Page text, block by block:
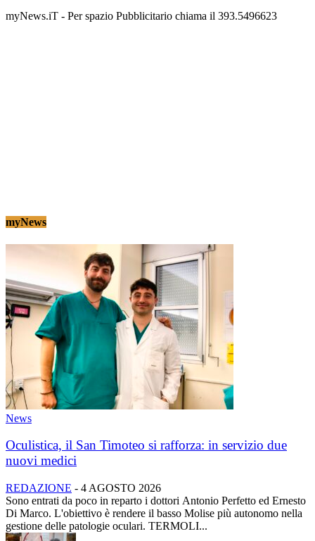
myNews.iT - Per spazio Pubblicitario chiama il 393.5496623
myNews
News
Oculistica, il San Timoteo si rafforza: in servizio due
nuovi medici
REDAZIONE - 4 AGOSTO 2026
Sono entrati da poco in reparto i dottori Antonio Perfetto ed Ernesto
Di Marco. L'obiettivo è rendere il basso Molise più autonomo nella
gestione delle patologie oculari. TERMOLI...